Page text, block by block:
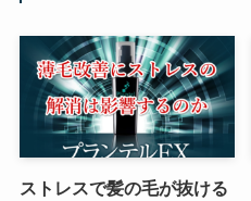
ストレスで髪の毛が抜ける